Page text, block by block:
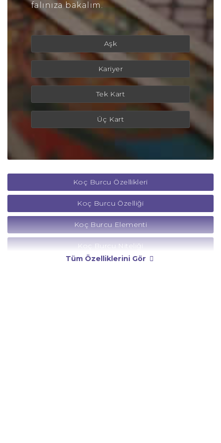
falınıza bakalım.
Aşk
Kariyer
Tek Kart
Üç Kart
Koç Burcu Özellikleri
Koç Burcu Özelliği
Koç Burcu Elementi
Koç Burcu Niteliği
Tüm Özelliklerini Gör